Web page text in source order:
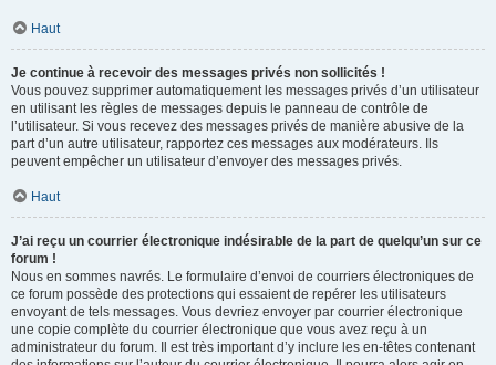
Haut
Je continue à recevoir des messages privés non sollicités !
Vous pouvez supprimer automatiquement les messages privés d’un utilisateur
en utilisant les règles de messages depuis le panneau de contrôle de
l’utilisateur. Si vous recevez des messages privés de manière abusive de la
part d’un autre utilisateur, rapportez ces messages aux modérateurs. Ils
peuvent empêcher un utilisateur d’envoyer des messages privés.
Haut
J’ai reçu un courrier électronique indésirable de la part de quelqu’un sur ce
forum !
Nous en sommes navrés. Le formulaire d’envoi de courriers électroniques de
ce forum possède des protections qui essaient de repérer les utilisateurs
envoyant de tels messages. Vous devriez envoyer par courrier électronique
une copie complète du courrier électronique que vous avez reçu à un
administrateur du forum. Il est très important d’y inclure les en-têtes contenant